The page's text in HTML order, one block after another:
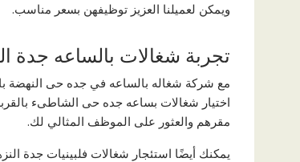
ويمكن لعميلنا العزيز توظيفهن بسعر مناسب.
تجربة شغالات بالساعه جدة
مع شركة شغاله بالساعه في جده حى النهضة
اختيار شغالات بساعه جده حى الشاطىء
مقرهم والعثور على الموظف المثالي لك.
يمكنك أيضًا استئجار شغالات فلبينيات جدة